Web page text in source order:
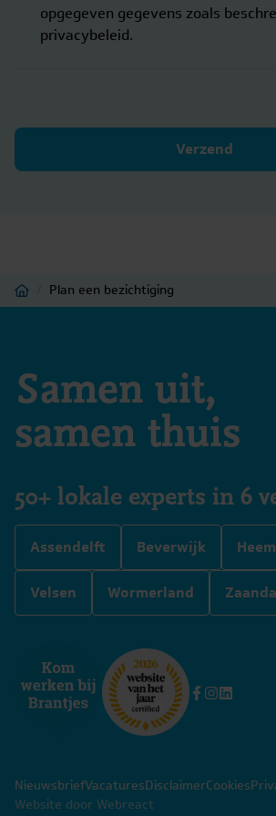
opgegeven gegevens zoals
privacybeleid.
Verzend
Home Plan een bezichtiging
Samen uit,
samen thuis
50+ lokale experts in 6
Assendelft Beverwijk
Velsen Wormerland
NieuwsbriefVacaturesDisclaimerCookies
Website door Webreact